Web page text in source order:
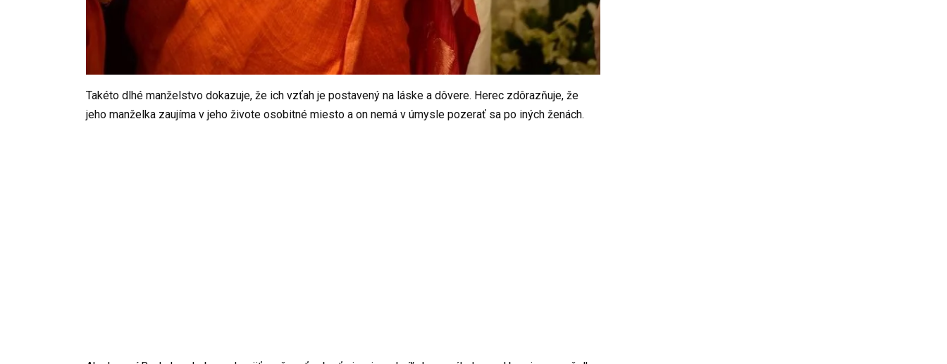
Takéto dlhé manželstvo dokazuje, že ich vzťah je postavený na láske a dôvere. Herec zdôrazňuje, že
jeho manželka zaujíma v jeho živote osobitné miesto a on nemá v úmysle pozerať sa po iných ženách.